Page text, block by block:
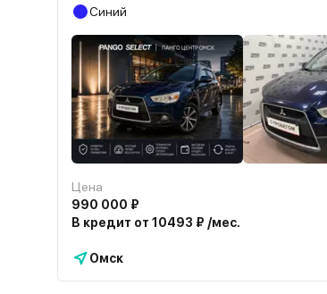
Синий
Цена
990 000 ₽
В кредит от 10493 ₽ /мес.
Омск